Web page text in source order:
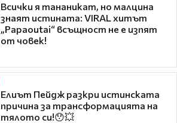
Всички я тананикат, но малцина
знаят истината: VIRAL хитът
„Papaoutai“ всъщност не е изпят
от човек!
Елиът Пейдж разкри истинската
причина за трансформацията на
тялото си!😯💥